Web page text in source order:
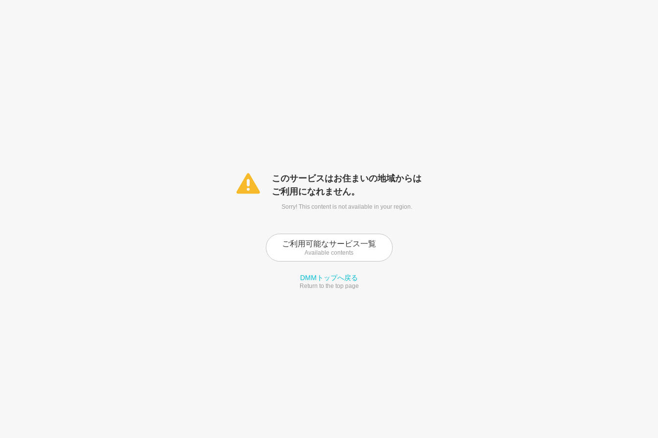
このサービスはお住まいの地域からは
ご利用になれません。
Sorry! This content is not available in your region.
ご利用可能なサービス一覧
Available contents
DMMトップへ戻る
Return to the top page